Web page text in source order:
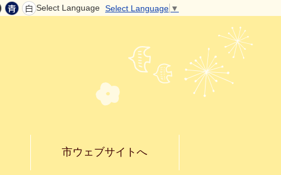
Select Language Select Language ▼
市ウェブサイトへ